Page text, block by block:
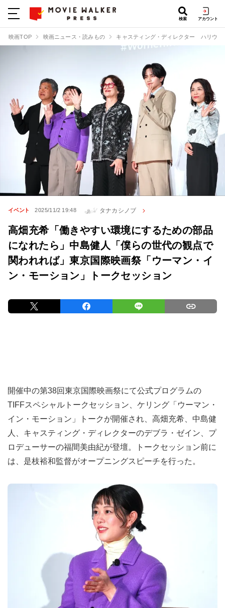
検索 アカウント
映画TOP 映画ニュース・読みもの キャスティング・ディレクター ハリウッ
イベント 2025/11/2 19:48 タナカシノブ
高畑充希「働きやすい環境にするための部品
になれたら」中島健人「僕らの世代の観点で
関われれば」東京国際映画祭「ウーマン・イ
ン・モーション」トークセッション
開催中の第38回東京国際映画祭にて公式プログラムの
TIFFスペシャルトークセッション、ケリング「ウーマン・
イン・モーション」トークが開催され、高畑充希、中島健
人、キャスティング・ディレクターのデブラ・ゼイン、プ
ロデューサーの福間美由紀が登壇。トークセッション前に
は、是枝裕和監督がオープニングスピーチを行った。